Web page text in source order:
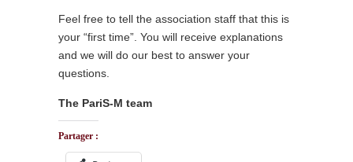
Feel free to tell the association staff that this is
your “first time”. You will receive explanations
and we will do our best to answer your
questions.
The PariS-M team
Partager :